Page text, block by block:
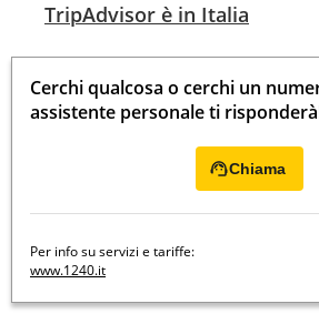
TripAdvisor è in Italia
Cerchi qualcosa o cerchi un
assistente personale ti
Chiama
Per info su servizi e tariffe:
www.1240.it